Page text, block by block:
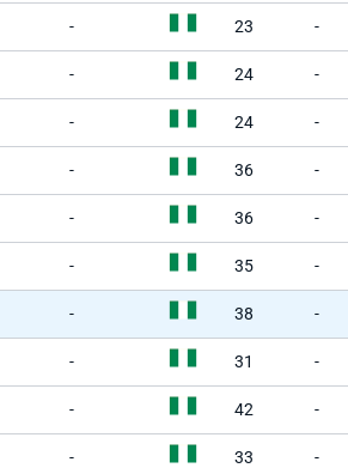
- 23 -
- 24 -
- 24 -
- 36 -
- 36 -
- 35 -
- 38 -
- 31 -
- 42 -
- 33 -